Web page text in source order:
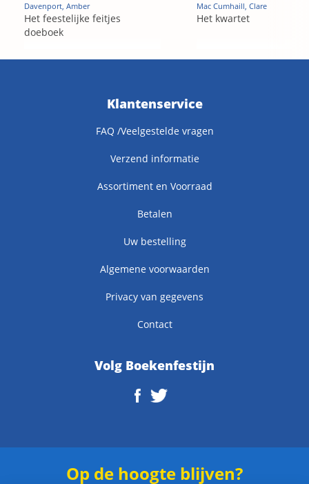
Davenport, Amber
Het feestelijke feitjes
doeboek
Mac Cumhaill, Clare
Het kwartet
Klantenservice
FAQ /Veelgestelde vragen
Verzend informatie
Assortiment en Voorraad
Betalen
Uw bestelling
Algemene voorwaarden
Privacy van gegevens
Contact
Volg Boekenfestijn
Op de hoogte blijven?